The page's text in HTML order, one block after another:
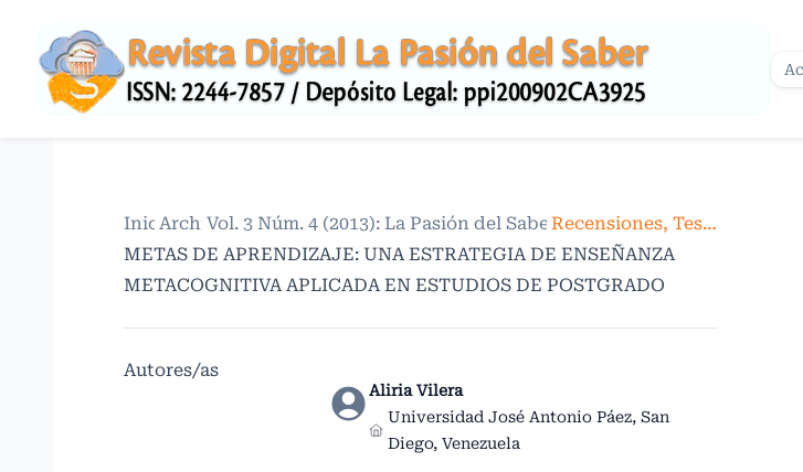
Inicio /
Archivos /
Vol. 3 Núm. 4 (2013): La Pasión del Saber. Volumen 3. Número 4.
Recensiones, Tesis y Trabajos de Grado
METAS DE APRENDIZAJE: UNA ESTRATEGIA DE ENSEÑANZA
METACOGNITIVA APLICADA EN ESTUDIOS DE POSTGRADO
Autores/as
Aliria Vilera
Universidad José Antonio Páez, San
Diego, Venezuela